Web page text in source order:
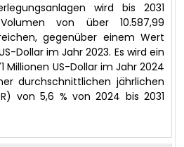
wird bis 2031
von über 10.587,99
gegenüber einem Wert
Dollar im Jahr 2023. Es wird ein
Millionen US-Dollar im Jahr 2024
durchschnittlichen jährlichen
von 5,6 % von 2024 bis 2031